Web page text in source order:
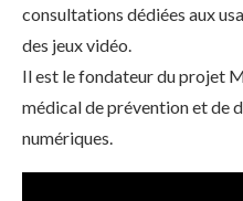
consultations dédiées aux
des jeux vidéo.
Il est le fondateur du projet
médical de prévention et de
numériques.